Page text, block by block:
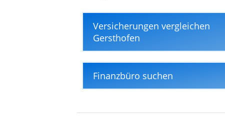
Versicherungen vergleichen
Gersthofen
Finanzbüro suchen